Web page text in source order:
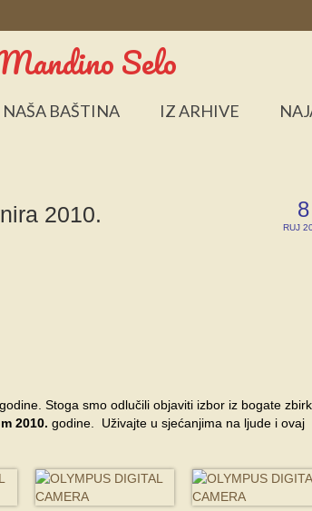
NAŠA BAŠTINA IZ ARHIVE
8
RUJ
2010.
Stoga smo odlučili objaviti izbor iz bogate
2010. godine. Uživajte u sjećanjima na ljude i ovaj